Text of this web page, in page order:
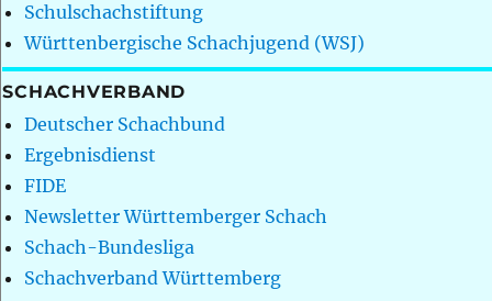
Schulschachstiftung
Württenbergische Schachjugend (WSJ)
SCHACHVERBAND
Deutscher Schachbund
Ergebnisdienst
FIDE
Newsletter Württemberger Schach
Schach-Bundesliga
Schachverband Württemberg